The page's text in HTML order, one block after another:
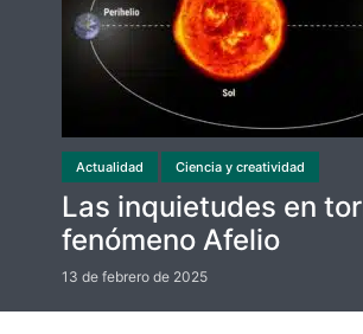
Actualidad Ciencia y creatividad
Las inquietudes en
fenómeno Afelio
13 de febrero de 2025